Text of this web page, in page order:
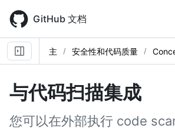
main
content
GitHub 文档
主 安全性和代码质量
与代码扫描集成
您可以在外部执行 code